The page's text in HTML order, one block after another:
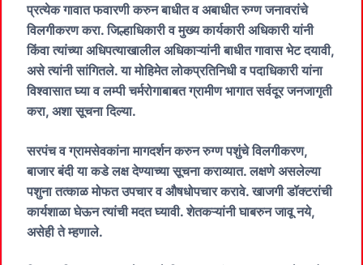
प्रत्येक गावात फवारणी करुन बाधीत व अबाधीत रुग्ण जनावरांचे
विलगीकरण करा. जिल्हाधिकारी व मुख्य कार्यकारी अधिकारी यांनी
किंवा त्यांच्या अधिपत्याखालील अधिकाऱ्यांनी बाधीत गावास भेट दयावी,
असे त्यांनी सांगितले. या मोहिमेत लोकप्रतिनिधी व पदाधिकारी यांना
विश्वासात घ्या व लम्पी चर्मरोगाबाबत ग्रामीण भागात सर्वदूर जनजागृती
करा, अशा सूचना दिल्या.
सरपंच व ग्रामसेवकांना मागदर्शन करुन रुग्ण पशुंचे विलगीकरण,
बाजार बंदी या कडे लक्ष देण्याच्या सूचना कराव्यात. लक्षणे असलेल्या
पशुना तत्काळ मोफत उपचार व औषधोपचार करावे. खाजगी डॉक्टरांची
कार्यशाळा घेऊन त्यांची मदत घ्यावी. शेतकऱ्यांनी घाबरुन जावू नये,
असेही ते म्हणाले.